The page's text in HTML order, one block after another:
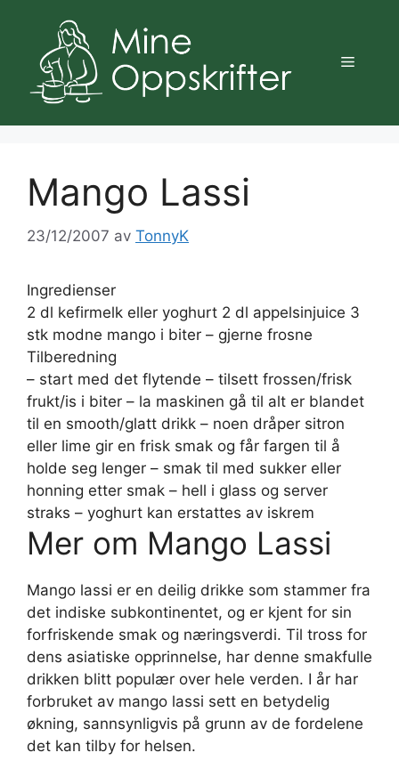
innhold
Meny
Mango Lassi
23/12/2007 av TonnyK
Ingredienser
2 dl kefirmelk eller yoghurt 2 dl appelsinjuice 3
stk modne mango i biter – gjerne frosne
Tilberedning
– start med det flytende – tilsett frossen/frisk
frukt/is i biter – la maskinen gå til alt er blandet
til en smooth/glatt drikk – noen dråper sitron
eller lime gir en frisk smak og får fargen til å
holde seg lenger – smak til med sukker eller
honning etter smak – hell i glass og server
straks – yoghurt kan erstattes av iskrem
Mer om Mango Lassi
Mango lassi er en deilig drikke som stammer fra
det indiske subkontinentet, og er kjent for sin
forfriskende smak og næringsverdi. Til tross for
dens asiatiske opprinnelse, har denne smakfulle
drikken blitt populær over hele verden. I år har
forbruket av mango lassi sett en betydelig
økning, sannsynligvis på grunn av de fordelene
det kan tilby for helsen.